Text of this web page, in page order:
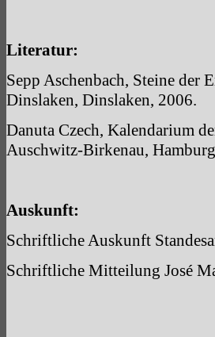
Literatur:
Sepp Aschenbach, Steine der
Dinslaken, Dinslaken, 2006.
Danuta Czech, Kalendarium
Auschwitz-Birkenau,
Auskunft:
Schriftliche Auskunft
Schriftliche Mitteilung José